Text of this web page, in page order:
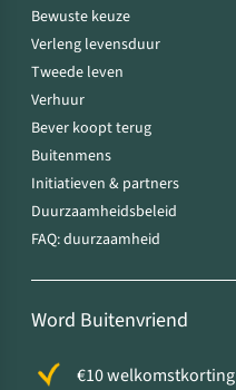
Bewuste keuze
Verleng levensduur
Tweede leven
Verhuur
Bever koopt terug
Buitenmens
Initiatieven & partners
Duurzaamheidsbeleid
FAQ: duurzaamheid
Word Buitenvriend
€10 welkomstkorting